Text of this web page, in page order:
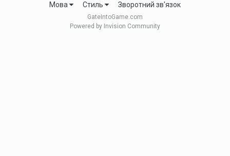
Мова Стиль Зворотний зв'язок
GateIntoGame.com
Powered by Invision Community